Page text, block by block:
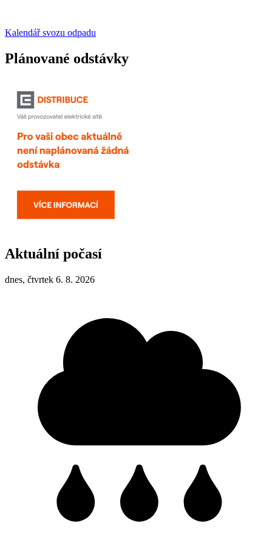
Kalendář svozu odpadu
Plánované odstávky
Aktuální počasí
dnes, čtvrtek 6. 8. 2026